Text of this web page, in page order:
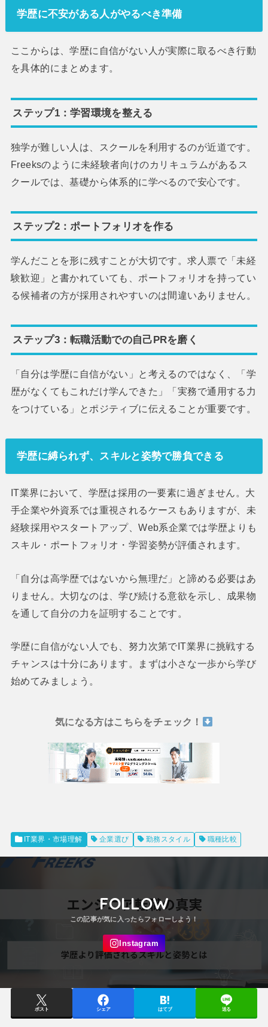
学歴に不安がある人がやるべき準備
ここからは、学歴に自信がない人が実際に取るべき行動
を具体的にまとめます。
ステップ1：学習環境を整える
独学が難しい人は、スクールを利用するのが近道です。
Freeksのように未経験者向けのカリキュラムがあるス
クールでは、基礎から体系的に学べるので安心です。
ステップ2：ポートフォリオを作る
学んだことを形に残すことが大切です。求人票で「未経
験歓迎」と書かれていても、ポートフォリオを持ってい
る候補者の方が採用されやすいのは間違いありません。
ステップ3：転職活動での自己PRを磨く
「自分は学歴に自信がない」と考えるのではなく、「学
歴がなくてもこれだけ学んできた」「実務で通用する力
をつけている」とポジティブに伝えることが重要です。
学歴に縛られず、スキルと姿勢で勝負できる
IT業界において、学歴は採用の一要素に過ぎません。大
手企業や外資系では重視されるケースもありますが、未
経験採用やスタートアップ、Web系企業では学歴よりも
スキル・ポートフォリオ・学習姿勢が評価されます。
「自分は高学歴ではないから無理だ」と諦める必要はあ
りません。大切なのは、学び続ける意欲を示し、成果物
を通して自分の力を証明することです。
学歴に自信がない人でも、努力次第でIT業界に挑戦する
チャンスは十分にあります。まずは小さな一歩から学び
始めてみましょう。
気になる方はこちらをチェック！
IT業界・市場理解 企業選び 勤務スタイル 職種比較
FOLLOW
ポスト シェア はてブ 送る